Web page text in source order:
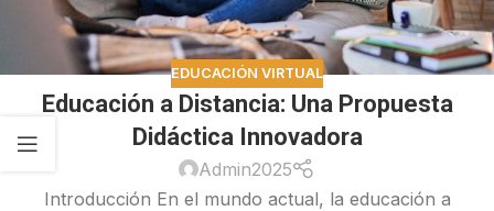
EDUCACIÓN VIRTUAL
Educación a Distancia: Una Propuesta
Didáctica Innovadora
Admin2025
Introducción En el mundo actual, la educación a